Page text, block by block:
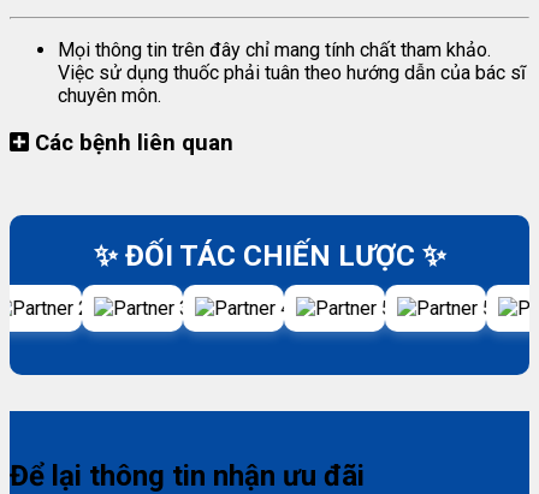
Mọi thông tin trên đây chỉ mang tính chất tham khảo.
Việc sử dụng thuốc phải tuân theo hướng dẫn của bác sĩ
chuyên môn.
Các bệnh liên quan
✨ ĐỐI TÁC CHIẾN LƯỢC ✨
Để lại thông tin nhận ưu đãi